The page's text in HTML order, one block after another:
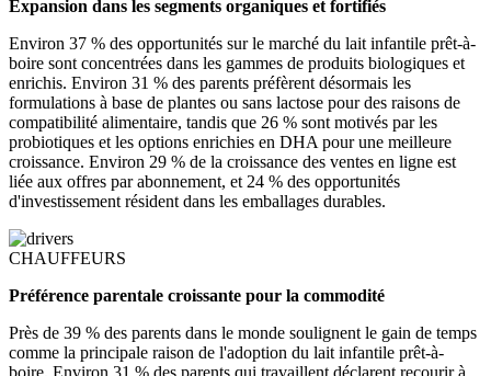
Expansion dans les segments organiques et fortifiés
Environ 37 % des opportunités sur le marché du lait infantile prêt-à-
boire sont concentrées dans les gammes de produits biologiques et
enrichis. Environ 31 % des parents préfèrent désormais les
formulations à base de plantes ou sans lactose pour des raisons de
compatibilité alimentaire, tandis que 26 % sont motivés par les
probiotiques et les options enrichies en DHA pour une meilleure
croissance. Environ 29 % de la croissance des ventes en ligne est
liée aux offres par abonnement, et 24 % des opportunités
d'investissement résident dans les emballages durables.
CHAUFFEURS
Préférence parentale croissante pour la commodité
Près de 39 % des parents dans le monde soulignent le gain de temps
comme la principale raison de l'adoption du lait infantile prêt-à-